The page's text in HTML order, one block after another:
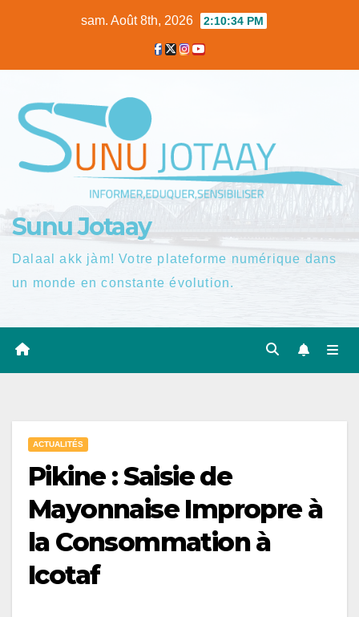
sam. Août 8th, 2026 2:10:35 PM
Sunu Jotaay
Dalaal akk jàm! Votre plateforme numérique dans
un monde en constante évolution.
ACTUALITÉS
Pikine : Saisie de
Mayonnaise Impropre à
la Consommation à
Icotaf